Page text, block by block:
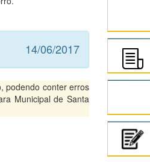
14/06/2017
podendo conter erros
Municipal de Santa